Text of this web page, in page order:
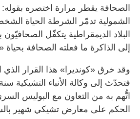
الصحافة يقطر مرارة اختصره بقوله:
الشمولية تدمّر الشرطة الحياة
البلاد الديمقراطية يتكفّل
إلى الذاكرة ما فعلته الصحافة بحياة
وقد خرق «كونديرا» هذا القرار
اتُّهم به من التعاون مع البوليس
الحكم على معارض تشيكي شهير